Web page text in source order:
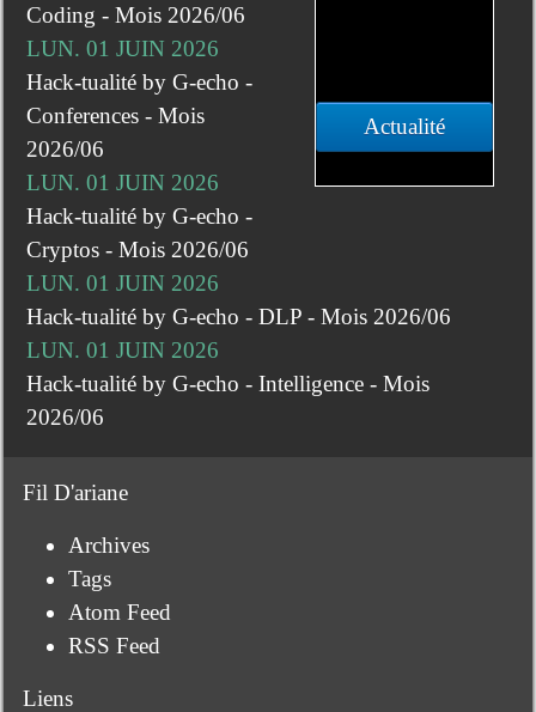
Actualité
Coding - Mois 2026/06
LUN. 01 JUIN 2026
Hack-tualité by G-echo -
Conferences - Mois
2026/06
LUN. 01 JUIN 2026
Hack-tualité by G-echo -
Cryptos - Mois 2026/06
LUN. 01 JUIN 2026
Hack-tualité by G-echo - DLP - Mois 2026/06
LUN. 01 JUIN 2026
Hack-tualité by G-echo - Intelligence - Mois
2026/06
Fil D'ariane
Archives
Tags
Atom Feed
RSS Feed
Liens